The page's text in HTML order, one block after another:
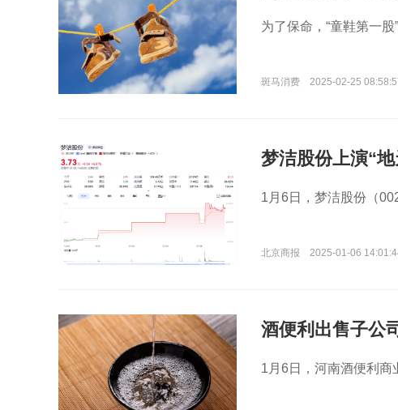
为了保命，“童鞋第一股
斑马消费 2025-02-25
梦洁股份上演“
1月6日，梦洁股份（
北京商报 2025-01-06
酒便利出售子公
1月6日，河南酒便利商